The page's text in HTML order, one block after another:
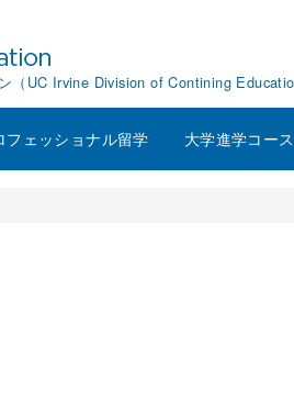
（UC Irvine Division of Contining
フェッショナル留学 大学進学コース